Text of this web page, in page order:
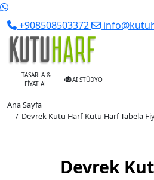
+908508503372
TASARLA &
FİYAT AL
AI STÜDYO
Ana Sayfa
Devrek Kutu Harf-Kutu Harf Tabela
Devrek